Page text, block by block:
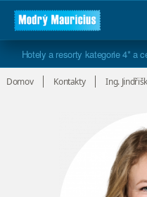
Hotely a resorty kategorie 4* a
Domov Kontakty Ing.